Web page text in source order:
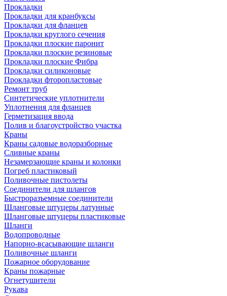
Прокладки
Прокладки для кранбуксы
Прокладки для фланцев
Прокладки круглого сечения
Прокладки плоские паронит
Прокладки плоские резиновые
Прокладки плоские Фибра
Прокладки силиконовые
Прокладки фторопластовые
Ремонт труб
Синтетические уплотнители
Уплотнения для фланцев
Герметизация ввода
Полив и благоустройство участка
Краны
Краны садовые водоразборные
Сливные краны
Незамерзающие краны и колонки
Погреб пластиковый
Поливочные пистолеты
Соединители для шлангов
Быстроразъемные соединители
Шланговые штуцеры латунные
Шланговые штуцеры пластиковые
Шланги
Водопроводные
Напорно-всасывающие шланги
Поливочные шланги
Пожарное оборудование
Краны пожарные
Огнетушители
Рукава